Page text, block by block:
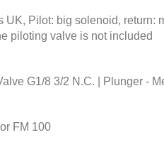
UK, Pilot: big solenoid, return:
piloting valve is not included
G1/8 3/2 N.C. | Plunger -
FM 100